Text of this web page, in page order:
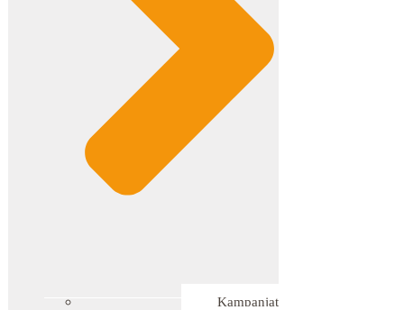
Kampanjat